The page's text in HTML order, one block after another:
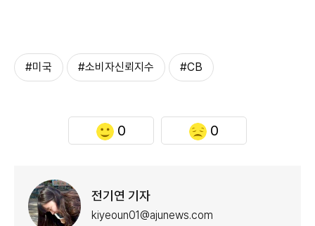
#미국 #소비자신뢰지수 #CB
0 0
전기연 기자
kiyeoun01@ajunews.com